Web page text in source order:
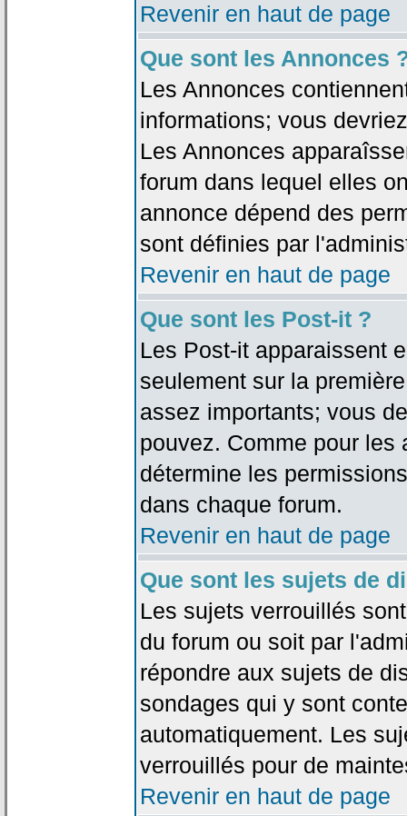
Revenir en haut de page
Que sont les Annonces
Les Annonces
informations; vous
Les Annonces
forum dans lequel elles
annonce dépend des
sont définies par
Revenir en haut de page
Que sont les Post-it ?
Les Post-it apparaissent
seulement sur la
assez importants; vous
pouvez. Comme pour les
détermine les
dans chaque forum.
Revenir en haut de page
Que sont les sujets de
Les sujets verrouillés
du forum ou soit par
répondre aux sujets de
sondages qui y sont
automatiquement. Les
verrouillés pour de
Revenir en haut de page